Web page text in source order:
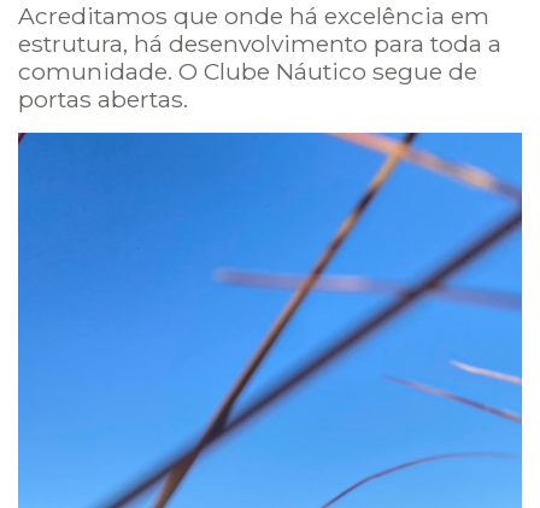
Acreditamos que onde há excelência em
estrutura, há desenvolvimento para toda a
comunidade. O Clube Náutico segue de
portas abertas.